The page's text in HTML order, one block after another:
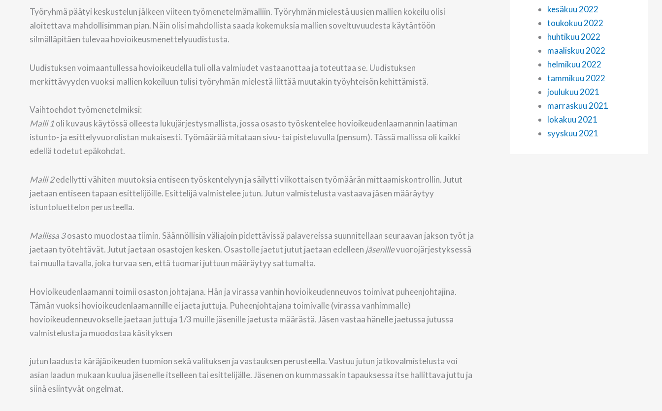
Työryhmä päätyi keskustelun jälkeen viiteen työmenetelmämalliin. Työryhmän mielestä uusien mallien kokeilu olisi
aloitettava mahdollisimman pian. Näin olisi mahdollista saada kokemuksia mallien soveltuvuudesta käytäntöön
silmälläpitäen tulevaa hovioikeusmenettelyuudistusta.
Uudistuksen voimaantullessa hovioikeudella tuli olla valmiudet vastaanottaa ja toteuttaa se. Uudistuksen
merkittävyyden vuoksi mallien kokeiluun tulisi työryhmän mielestä liittää muutakin työyhteisön kehittämistä.
Vaihtoehdot työmenetelmiksi:
Malli 1oli kuvaus käytössä olleesta lukujärjestysmallista, jossa osasto työskentelee hovioikeudenlaamannin laatiman
istunto- ja esittelyvuorolistan mukaisesti. Työmäärää mitataan sivu- tai pisteluvulla (pensum). Tässä mallissa oli kaikki
edellä todetut epäkohdat.
Malli 2edellytti vähiten muutoksia entiseen työskentelyyn ja säilytti viikottaisen työmäärän mittaamiskontrollin. Jutut
jaetaan entiseen tapaan esittelijöille. Esittelijä valmistelee jutun. Jutun valmistelusta vastaava jäsen määräytyy
istuntoluettelon perusteella.
Mallissa 3osasto muodostaa tiimin. Säännöllisin väliajoin pidettävissä palavereissa suunnitellaan seuraavan jakson työt ja
jaetaan työtehtävät. Jutut jaetaan osastojen kesken. Osastolle jaetut jutut jaetaan edelleen jäsenillevuorojärjestyksessä
tai muulla tavalla, joka turvaa sen, että tuomari juttuun määräytyy sattumalta.
Hovioikeudenlaamanni toimii osaston johtajana. Hän ja virassa vanhin hovioikeudenneuvos toimivat puheenjohtajina.
Tämän vuoksi hovioikeudenlaamannille ei jaeta juttuja. Puheenjohtajana toimivalle (virassa vanhimmalle)
hovioikeudenneuvokselle jaetaan juttuja 1/3 muille jäsenille jaetusta määrästä. Jäsen vastaa hänelle jaetussa jutussa
valmistelusta ja muodostaa käsityksen
jutun laadusta käräjäoikeuden tuomion sekä valituksen ja vastauksen perusteella. Vastuu jutun jatkovalmistelusta voi
asian laadun mukaan kuulua jäsenelle itselleen tai esittelijälle. Jäsenen on kummassakin tapauksessa itse hallittava juttu ja
siinä esiintyvät ongelmat.
kesäkuu 2022
toukokuu 2022
huhtikuu 2022
maaliskuu 2022
helmikuu 2022
tammikuu 2022
joulukuu 2021
marraskuu 2021
lokakuu 2021
syyskuu 2021